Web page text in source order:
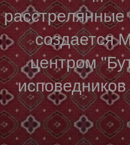
расстрелянные
создается
центром